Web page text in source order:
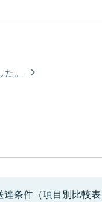
。
達条件（項目別比較表